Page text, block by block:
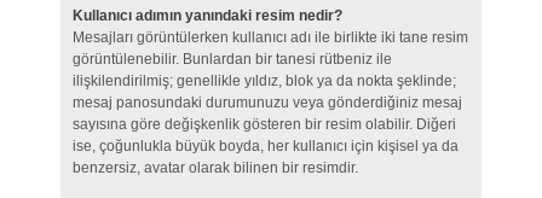
Kullanıcı adımın yanındaki resim nedir?
Mesajları görüntülerken kullanıcı adı ile birlikte iki tane resim
görüntülenebilir. Bunlardan bir tanesi rütbeniz ile
ilişkilendirilmiş; genellikle yıldız, blok ya da nokta şeklinde;
mesaj panosundaki durumunuzu veya gönderdiğiniz mesaj
sayısına göre değişkenlik gösteren bir resim olabilir. Diğeri
ise, çoğunlukla büyük boyda, her kullanıcı için kişisel ya da
benzersiz, avatar olarak bilinen bir resimdir.